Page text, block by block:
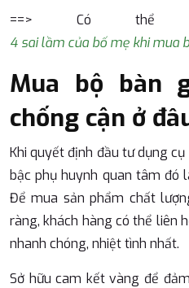
==> Có thể
4 sai lầm của bố mẹ khi mua
Mua bộ bàn
chống cận ở
Khi quyết định đầu tư dụng
bậc phụ huynh quan tâm đó
Để mua sản phẩm chất
ràng, khách hàng có thể liên
nhanh chóng, nhiệt tình nhất.
Sở hữu cam kết vàng để